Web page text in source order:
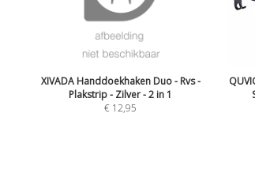
XIVADA Handdoekhaken Duo - Rvs -
Plakstrip - Zilver - 2 in 1
€ 12,95